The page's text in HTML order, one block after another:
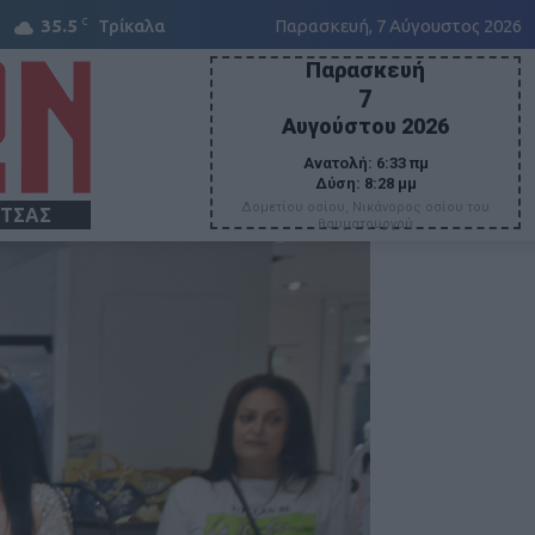
35.5 C Τρίκαλα Παρασκευή, 7 Αύγουστος 2026
Παρασκευή
7
Αυγούστου 2026
Ανατολή: 6:33 πμ
Δύση: 8:28 μμ
Δομετίου οσίου, Νικάνορος οσίου του
θαυματουργού